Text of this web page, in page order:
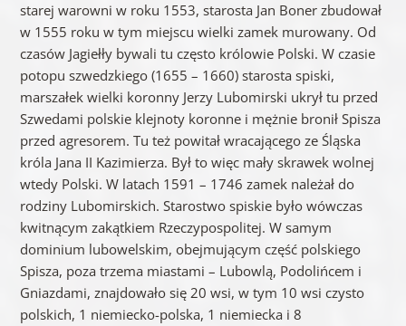
starej warowni w roku 1553, starosta Jan Boner zbudował
w 1555 roku w tym miejscu wielki zamek murowany. Od
czasów Jagiełły bywali tu często królowie Polski. W czasie
potopu szwedzkiego (1655 – 1660) starosta spiski,
marszałek wielki koronny Jerzy Lubomirski ukrył tu przed
Szwedami polskie klejnoty koronne i mężnie bronił Spisza
przed agresorem. Tu też powitał wracającego ze Śląska
króla Jana II Kazimierza. Był to więc mały skrawek wolnej
wtedy Polski. W latach 1591 – 1746 zamek należał do
rodziny Lubomirskich. Starostwo spiskie było wówczas
kwitnącym zakątkiem Rzeczypospolitej. W samym
dominium lubowelskim, obejmującym część polskiego
Spisza, poza trzema miastami – Lubowlą, Podolińcem i
Gniazdami, znajdowało się 20 wsi, w tym 10 wsi czysto
polskich, 1 niemiecko-polska, 1 niemiecka i 8